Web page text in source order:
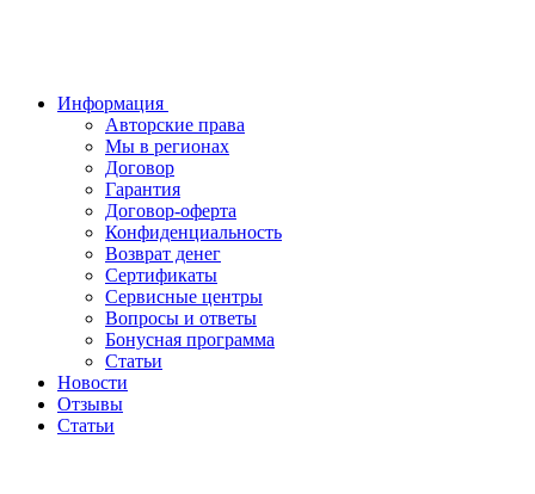
Информация
Авторские права
Мы в регионах
Договор
Гарантия
Договор-оферта
Конфиденциальность
Возврат денег
Сертификаты
Сервисные центры
Вопросы и ответы
Бонусная программа
Статьи
Новости
Отзывы
Статьи